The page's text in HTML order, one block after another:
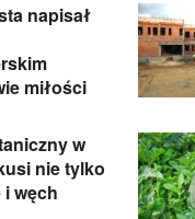
napisał
miłości
w
nie tylko
i węch